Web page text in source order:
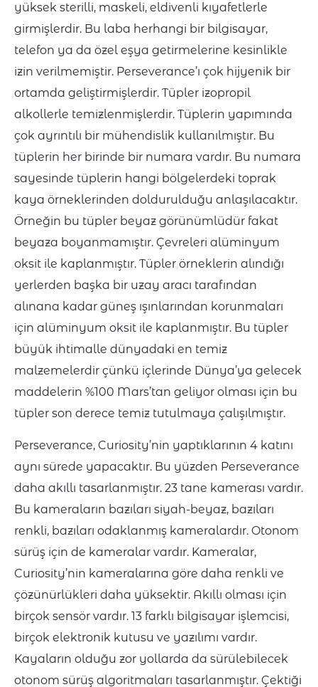
yüksek sterilli, maskeli, eldivenli kıyafetlerle
girmişlerdir. Bu laba herhangi bir bilgisayar,
telefon ya da özel eşya getirmelerine kesinlikle
izin verilmemiştir. Perseverance’ı çok hijyenik bir
ortamda geliştirmişlerdir. Tüpler izopropil
alkollerle temizlenmişlerdir. Tüplerin yapımında
çok ayrıntılı bir mühendislik kullanılmıştır. Bu
tüplerin her birinde bir numara vardır. Bu numara
sayesinde tüplerin hangi bölgelerdeki toprak
kaya örneklerinden doldurulduğu anlaşılacaktır.
Örneğin bu tüpler beyaz görünümlüdür fakat
beyaza boyanmamıştır. Çevreleri alüminyum
oksit ile kaplanmıştır. Tüpler örneklerin alındığı
yerlerden başka bir uzay aracı tarafından
alınana kadar güneş ışınlarından korunmaları
için alüminyum oksit ile kaplanmıştır. Bu tüpler
büyük ihtimalle dünyadaki en temiz
malzemelerdir çünkü içlerinde Dünya’ya gelecek
maddelerin %100 Mars’tan geliyor olması için bu
tüpler son derece temiz tutulmaya çalışılmıştır.
Perseverance, Curiosity’nin yaptıklarının 4 katını
aynı sürede yapacaktır. Bu yüzden Perseverance
daha akıllı tasarlanmıştır. 23 tane kamerası vardır.
Bu kameraların bazıları siyah-beyaz, bazıları
renkli, bazıları odaklanmış kameralardır. Otonom
sürüş için de kameralar vardır. Kameralar,
Curiosity’nin kameralarına göre daha renkli ve
çözünürlükleri daha yüksektir. Akıllı olması için
birçok sensör vardır. 13 farklı bilgisayar işlemcisi,
birçok elektronik kutusu ve yazılımı vardır.
Kayaların olduğu zor yollarda da sürülebilecek
otonom sürüş algoritmaları tasarlanmıştır. Çektiği